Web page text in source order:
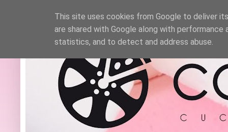
This site uses cookies from Google to deliver
are shared with Google along with
statistics, and to detect and address abuse.